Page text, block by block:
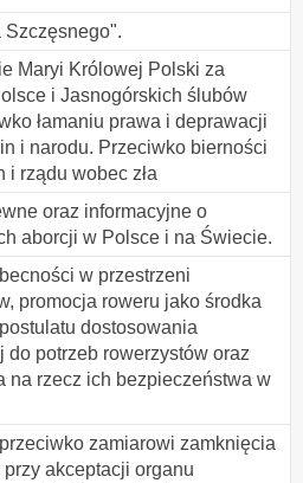
Szczęsnego".
Maryi Królowej Polski za
i Jasnogórskich ślubów
łamaniu prawa i deprawacji
i narodu. Przeciwko bierności
i rządu wobec zła
oraz informacyjne o
aborcji w Polsce i na Świecie.
w przestrzeni
promocja roweru jako środka
dostosowania
do potrzeb rowerzystów oraz
na rzecz ich bezpieczeństwa w
zamiarowi zamknięcia
przy akceptacji organu